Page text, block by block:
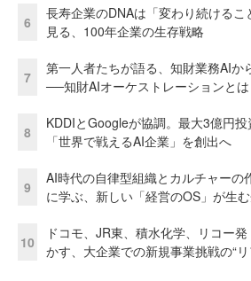
6
長寿企業のDNAは「変わり続ける
見る、100年企業の生存戦略
7
第一人者たちが語る、知財業務AIか
──知財AIオーケストレーションとは
8
KDDIとGoogleが協調。最大3億円
「世界で戦えるAI企業」を創出へ
9
AI時代の自律型組織とカルチャー
に学ぶ、新しい「経営のOS」が生
10
ドコモ、JR東、積水化学、リコー
かす、大企業での新規事業挑戦の“リ